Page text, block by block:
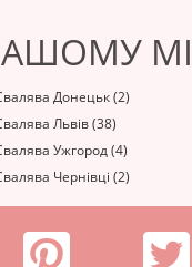
Донецьк (2)
Львів (38)
Ужгород (4)
Чернівці (2)